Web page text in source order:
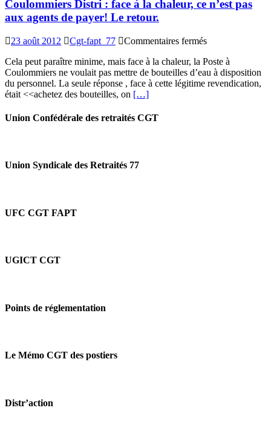
Coulommiers Distri : face à la chaleur, ce n’est pas
aux agents de payer! Le retour.
23 août 2012 Cgt-fapt_77 Commentaires ferméssur
Distri
:
face
Cela peut paraître minime, mais face à la chaleur, la Poste à
Coulommiers ne voulait pas mettre de bouteilles d’eau à disposition
du personnel. La seule réponse , face à cette légitime revendication,
était <<achetez des bouteilles, on […]
Union Confédérale des retraités CGT
Union Syndicale des Retraités 77
UFC CGT FAPT
UGICT CGT
Points de réglementation
Le Mémo CGT des postiers
Distr’action